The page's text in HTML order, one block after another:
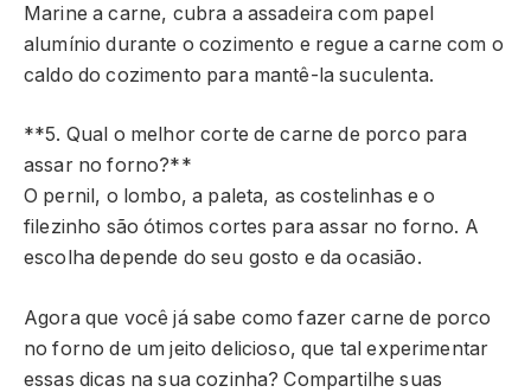
Marine a carne, cubra a assadeira com papel
alumínio durante o cozimento e regue a carne com o
caldo do cozimento para mantê-la suculenta.
**5. Qual o melhor corte de carne de porco para
assar no forno?**
O pernil, o lombo, a paleta, as costelinhas e o
filezinho são ótimos cortes para assar no forno. A
escolha depende do seu gosto e da ocasião.
Agora que você já sabe como fazer carne de porco
no forno de um jeito delicioso, que tal experimentar
essas dicas na sua cozinha? Compartilhe suas